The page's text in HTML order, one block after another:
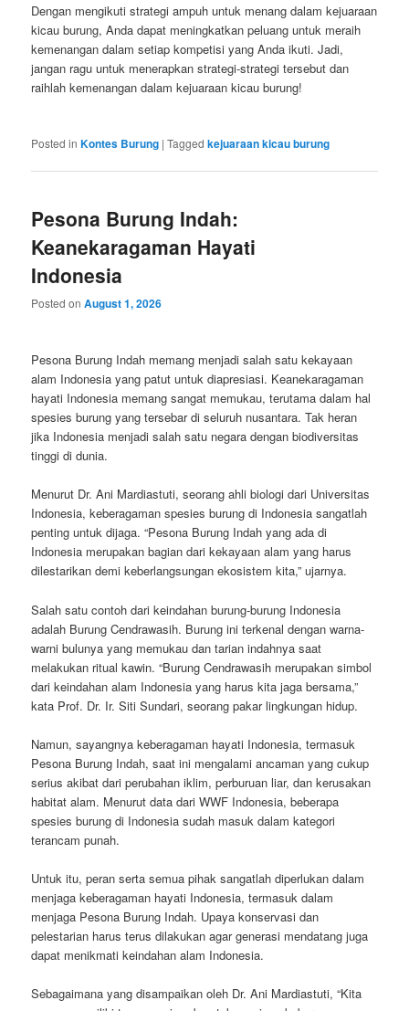
Dengan mengikuti strategi ampuh untuk menang dalam kejuaraan
kicau burung, Anda dapat meningkatkan peluang untuk meraih
kemenangan dalam setiap kompetisi yang Anda ikuti. Jadi,
jangan ragu untuk menerapkan strategi-strategi tersebut dan
raihlah kemenangan dalam kejuaraan kicau burung!
Posted in Kontes Burung |Tagged kejuaraan kicau burung
Pesona Burung Indah:
Keanekaragaman Hayati
Indonesia
Posted onAugust 1, 2026
Pesona Burung Indah memang menjadi salah satu kekayaan
alam Indonesia yang patut untuk diapresiasi. Keanekaragaman
hayati Indonesia memang sangat memukau, terutama dalam hal
spesies burung yang tersebar di seluruh nusantara. Tak heran
jika Indonesia menjadi salah satu negara dengan biodiversitas
tinggi di dunia.
Menurut Dr. Ani Mardiastuti, seorang ahli biologi dari Universitas
Indonesia, keberagaman spesies burung di Indonesia sangatlah
penting untuk dijaga. “Pesona Burung Indah yang ada di
Indonesia merupakan bagian dari kekayaan alam yang harus
dilestarikan demi keberlangsungan ekosistem kita,” ujarnya.
Salah satu contoh dari keindahan burung-burung Indonesia
adalah Burung Cendrawasih. Burung ini terkenal dengan warna-
warni bulunya yang memukau dan tarian indahnya saat
melakukan ritual kawin. “Burung Cendrawasih merupakan simbol
dari keindahan alam Indonesia yang harus kita jaga bersama,”
kata Prof. Dr. Ir. Siti Sundari, seorang pakar lingkungan hidup.
Namun, sayangnya keberagaman hayati Indonesia, termasuk
Pesona Burung Indah, saat ini mengalami ancaman yang cukup
serius akibat dari perubahan iklim, perburuan liar, dan kerusakan
habitat alam. Menurut data dari WWF Indonesia, beberapa
spesies burung di Indonesia sudah masuk dalam kategori
terancam punah.
Untuk itu, peran serta semua pihak sangatlah diperlukan dalam
menjaga keberagaman hayati Indonesia, termasuk dalam
menjaga Pesona Burung Indah. Upaya konservasi dan
pelestarian harus terus dilakukan agar generasi mendatang juga
dapat menikmati keindahan alam Indonesia.
Sebagaimana yang disampaikan oleh Dr. Ani Mardiastuti, “Kita